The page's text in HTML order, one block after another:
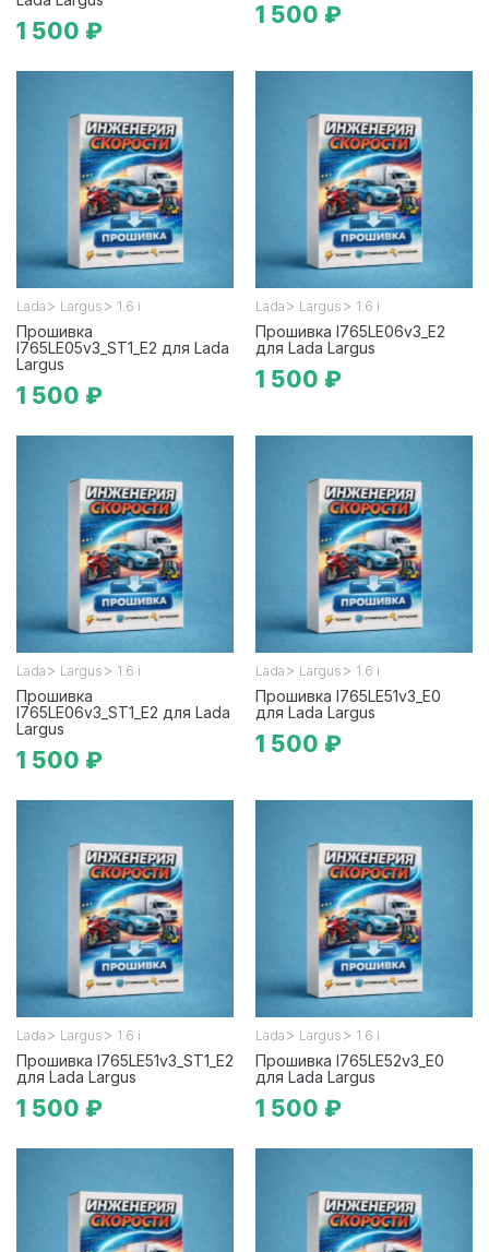
1 500 ₽
1 500 ₽
Lada > Largus > 1.6 i
Прошивка
I765LE05v3_ST1_E2 для Lada
Largus
1 500 ₽
Lada > Largus > 1.6 i
Прошивка I765LE06v3_E2
для Lada Largus
1 500 ₽
Lada > Largus > 1.6 i
Прошивка
I765LE06v3_ST1_E2 для Lada
Largus
1 500 ₽
Lada > Largus > 1.6 i
Прошивка I765LE51v3_E0
для Lada Largus
1 500 ₽
Lada > Largus > 1.6 i
Прошивка I765LE51v3_ST1_E2
для Lada Largus
1 500 ₽
Lada > Largus > 1.6 i
Прошивка I765LE52v3_E0
для Lada Largus
1 500 ₽